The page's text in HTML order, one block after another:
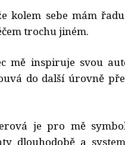
kolem sebe mám
trochu jiném.
mě inspiruje svou
do další úrovně
je pro mě
dlouhodobě a